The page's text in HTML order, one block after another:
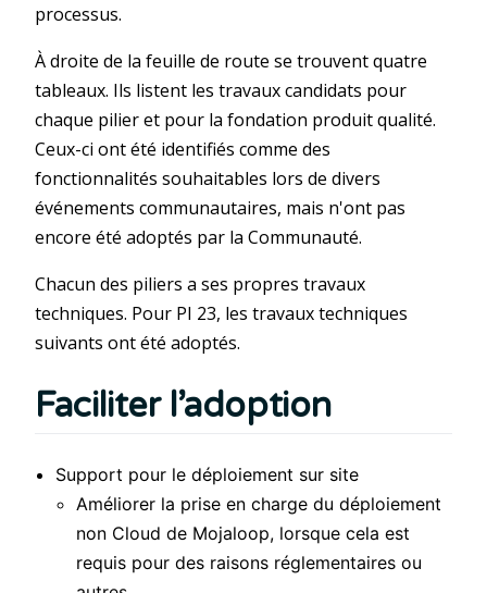
processus.
À droite de la feuille de route se trouvent quatre
tableaux. Ils listent les travaux candidats pour
chaque pilier et pour la fondation produit qualité.
Ceux-ci ont été identifiés comme des
fonctionnalités souhaitables lors de divers
événements communautaires, mais n'ont pas
encore été adoptés par la Communauté.
Chacun des piliers a ses propres travaux
techniques. Pour PI 23, les travaux techniques
suivants ont été adoptés.
Faciliter l’adoption
Support pour le déploiement sur site
Améliorer la prise en charge du déploiement
non Cloud de Mojaloop, lorsque cela est
requis pour des raisons réglementaires ou